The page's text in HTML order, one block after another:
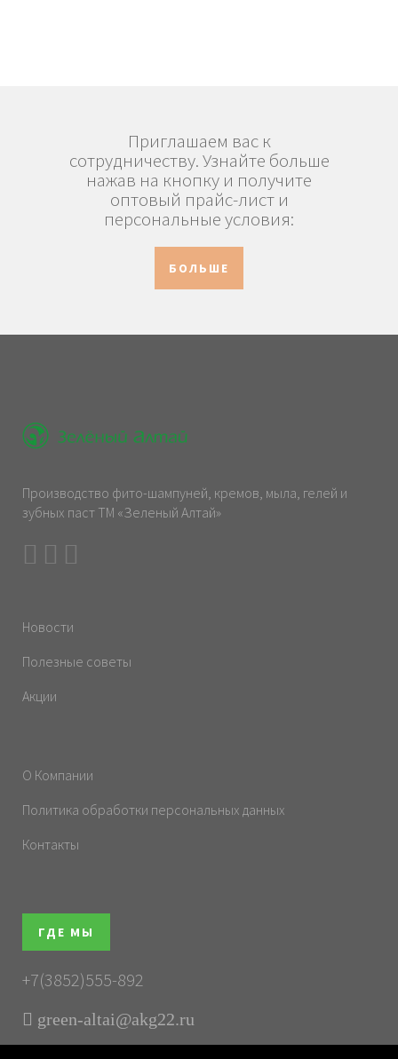
Приглашаем вас к
сотрудничеству. Узнайте больше
нажав на кнопку и получите
оптовый прайс-лист и
персональные условия:
БОЛЬШЕ
Производство фито-шампуней, кремов, мыла, гелей и
зубных паст ТМ «Зеленый Алтай»
Новости
Полезные советы
Акции
О Компании
Политика обработки персональных данных
Контакты
ГДЕ МЫ
+7(3852)555-892
green-altai@akg22.ru